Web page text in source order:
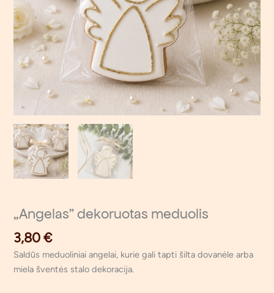
„Angelas” dekoruotas meduolis
3,80€
Saldūs meduoliniai angelai, kurie gali tapti šilta dovanėle arba
miela šventės stalo dekoracija.